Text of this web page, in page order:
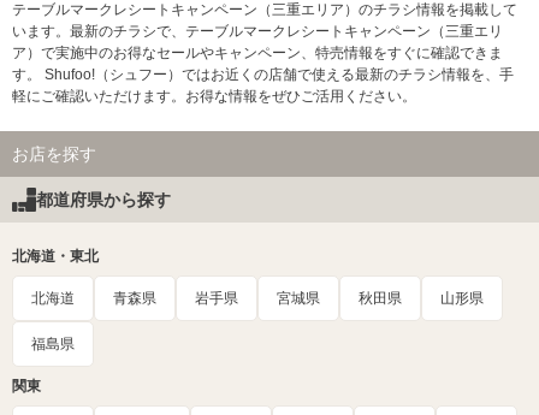
テーブルマークレシートキャンペーン（三重エリア）のチラシ情報を掲載して
います。最新のチラシで、テーブルマークレシートキャンペーン（三重エリ
ア）で実施中のお得なセールやキャンペーン、特売情報をすぐに確認できま
す。 Shufoo!（シュフー）ではお近くの店舗で使える最新のチラシ情報を、手
軽にご確認いただけます。お得な情報をぜひご活用ください。
お店を探す
都道府県から探す
北海道・東北
北海道 青森県 岩手県 宮城県 秋田県 山形県
福島県
関東